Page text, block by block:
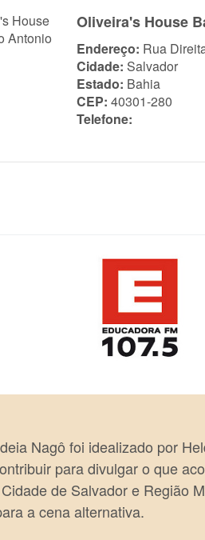
Oliveira's House
Endereço: Rua
Cidade: Salvador
Estado: Bahia
CEP: 40301-280
Telefone:
Nagô foi idealizado por
para divulgar o que
de Salvador e Região
a cena alternativa.